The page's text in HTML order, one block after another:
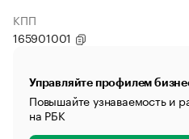
КПП
165901001
Управляйте профилем
Повышайте узнаваемость и
на РБК